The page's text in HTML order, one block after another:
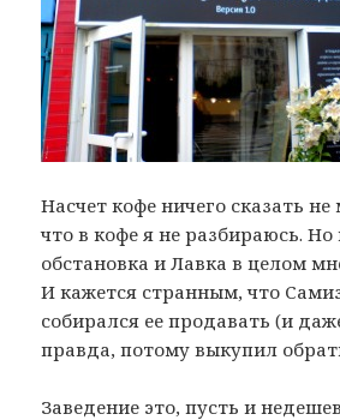
Насчет кофе ничего сказать
что в кофе я не разбираюсь. Но
обстановка и Лавка в целом
И кажется странным, что
собирался ее продавать (и
правда, потому выкупил
Заведение это, пусть и